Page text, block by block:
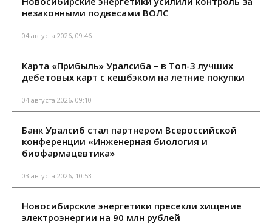
незаконными подвесами ВОЛС
04 августа 2026, 09:46
Карта «Прибыль» Уралсиба – в Топ-3 лучших
дебетовых карт с кешбэком на летние покупки
04 августа 2026, 09:10
Банк Уралсиб стал партнером Всероссийской
конференции «Инженерная биология и
биофармацевтика»
03 августа 2026, 10:53
Новосибирские энергетики пресекли хищение
электроэнергии на 90 млн рублей